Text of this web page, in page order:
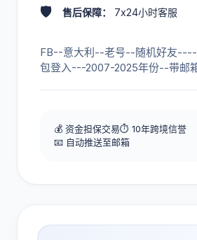
🛡️ 售后保障： 7x24小时客服
FB--意大利--老号--随机好友
包登入---2007-2025年份--带邮
💰 资金担保交易⏱️ 10年跨境信誉
📧 自动推送至邮箱